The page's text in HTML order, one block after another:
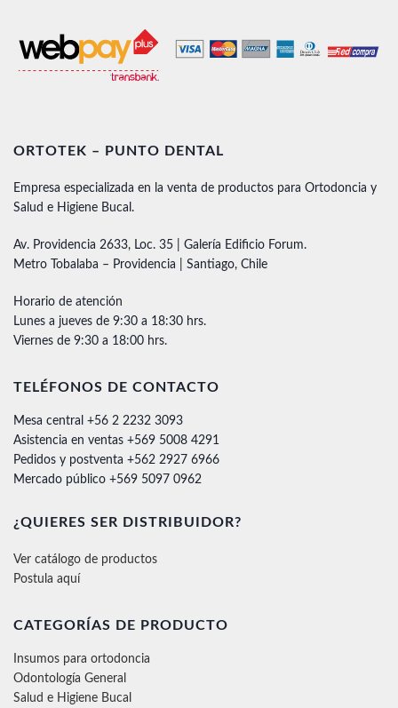
ORTOTEK – PUNTO DENTAL
Empresa especializada en la venta de productos para Ortodoncia y
Salud e Higiene Bucal.
Av. Providencia 2633, Loc. 35 | Galería Edificio Forum.
Metro Tobalaba – Providencia | Santiago, Chile
Horario de atención
Lunes a jueves de 9:30 a 18:30 hrs.
Viernes de 9:30 a 18:00 hrs.
TELÉFONOS DE CONTACTO
Mesa central +56 2 2232 3093
Asistencia en ventas +569 5008 4291
Pedidos y postventa +562 2927 6966
Mercado público +569 5097 0962
¿QUIERES SER DISTRIBUIDOR?
Ver catálogo de productos
Postula aquí
CATEGORÍAS DE PRODUCTO
Insumos para ortodoncia
Odontología General
Salud e Higiene Bucal